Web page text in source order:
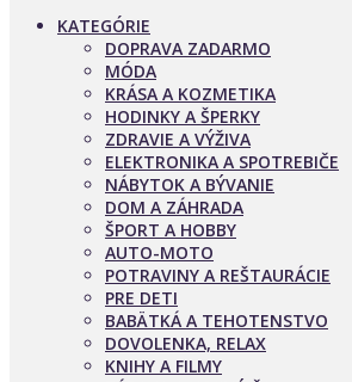
KATEGÓRIE
DOPRAVA ZADARMO
MÓDA
KRÁSA A KOZMETIKA
HODINKY A ŠPERKY
ZDRAVIE A VÝŽIVA
ELEKTRONIKA A SPOTREBIČE
NÁBYTOK A BÝVANIE
DOM A ZÁHRADA
ŠPORT A HOBBY
AUTO-MOTO
POTRAVINY A REŠTAURÁCIE
PRE DETI
BABÄTKÁ A TEHOTENSTVO
DOVOLENKA, RELAX
KNIHY A FILMY